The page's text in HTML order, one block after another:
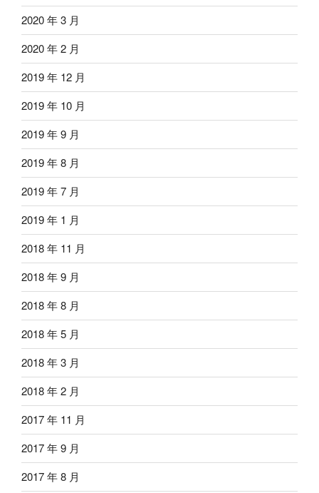
2020 年 3 月
2020 年 2 月
2019 年 12 月
2019 年 10 月
2019 年 9 月
2019 年 8 月
2019 年 7 月
2019 年 1 月
2018 年 11 月
2018 年 9 月
2018 年 8 月
2018 年 5 月
2018 年 3 月
2018 年 2 月
2017 年 11 月
2017 年 9 月
2017 年 8 月